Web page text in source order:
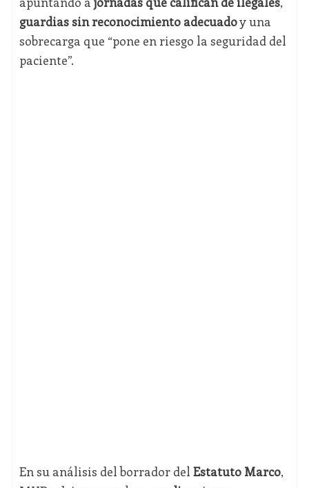
guardias sin reconocimiento adecuadoy una
sobrecarga que “pone en riesgo la seguridad del
paciente”.
En su análisis del borrador del Estatuto Marco,